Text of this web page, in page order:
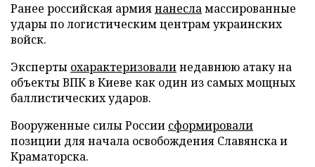
Ранее российская армиянанесламассированные
удары по логистическим центрам украинских
войск.
Эксперты охарактеризовалинедавнюю атаку на
объекты ВПК в Киеве как один из самых мощных
баллистических ударов.
Вооруженные силы России сформировали
позиции для начала освобождения Славянска и
Краматорска.